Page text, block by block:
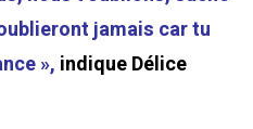
jamais car tu
», indique Délice